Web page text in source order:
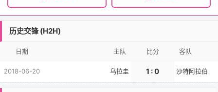
历史交锋 (H2H)
日期 主队 比分 客队
2018-06-20 乌拉圭 1 : 0 沙特阿拉伯